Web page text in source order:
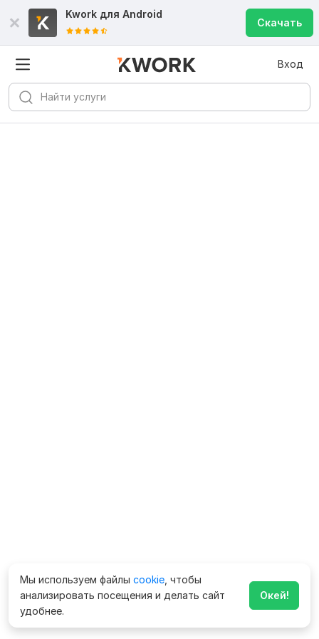
Kwork для Android
Скачать
Вход
Мы используем файлы cookie , чтобы
анализировать посещения и делать сайт
удобнее.
Окей!